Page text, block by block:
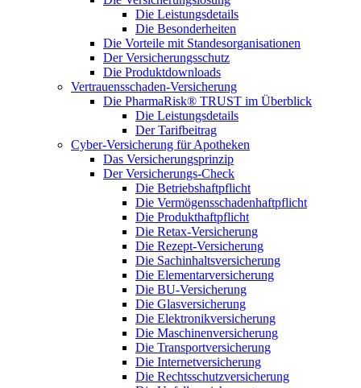
Die Leistungsdetails
Die Besonderheiten
Die Vorteile mit Standesorganisationen
Der Versicherungsschutz
Die Produktdownloads
Vertrauensschaden-Versicherung
Die PharmaRisk® TRUST im Überblick
Die Leistungsdetails
Der Tarifbeitrag
Cyber-Versicherung für Apotheken
Das Versicherungsprinzip
Der Versicherungs-Check
Die Betriebshaftpflicht
Die Vermögensschadenhaftpflicht
Die Produkthaftpflicht
Die Retax-Versicherung
Die Rezept-Versicherung
Die Sachinhaltsversicherung
Die Elementarversicherung
Die BU-Versicherung
Die Glasversicherung
Die Elektronikversicherung
Die Maschinenversicherung
Die Transportversicherung
Die Internetversicherung
Die Rechtsschutzversicherung